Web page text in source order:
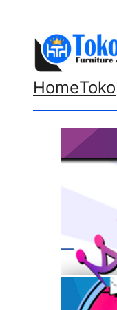
konten
HomeToko